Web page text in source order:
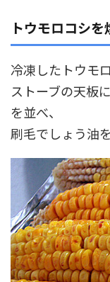
トウモロコシを
冷凍したトウモ
ストーブの天板
を並べ、
刷毛でしょう油